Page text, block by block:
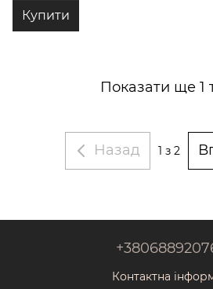
Купити
Показати ще 1
Назад 1 з 2
Контактна